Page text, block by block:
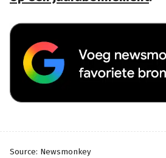
Source: Newsmonkey